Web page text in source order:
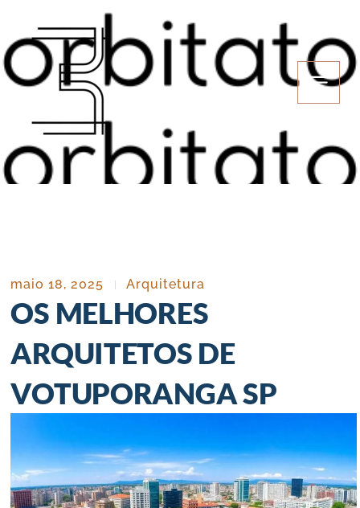
para
o
conteúdo
maio 18, 2025 Arquitetura
OS MELHORES
ARQUITETOS DE
VOTUPORANGA SP